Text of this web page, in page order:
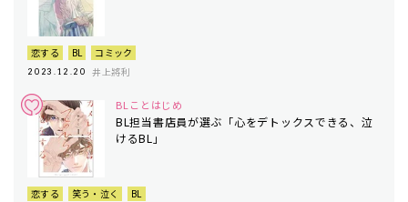
恋する BL コミック
2023.12.20 井上將利
BLことはじめ
BL担当書店員が選ぶ「心をデトックスできる、泣
けるBL」
恋する 笑う・泣く BL